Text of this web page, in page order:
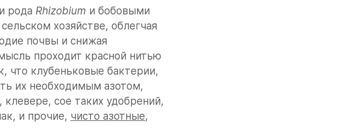
рода Rhizobium и бобовыми
хозяйстве, облегчая
почвы и снижая
проходит красной нитью
что клубеньковые бактерии,
их необходимым азотом,
сое таких удобрений,
и прочие, чисто азотные,